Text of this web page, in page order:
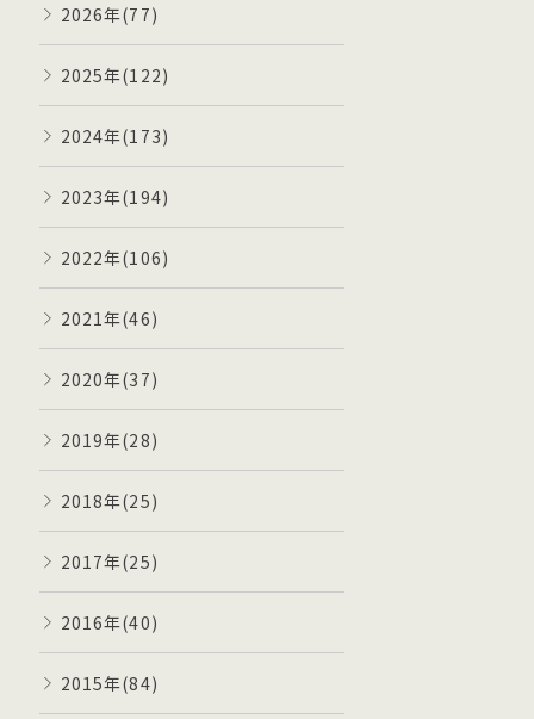
2026年(77)
2025年(122)
2024年(173)
2023年(194)
2022年(106)
2021年(46)
2020年(37)
2019年(28)
2018年(25)
2017年(25)
2016年(40)
2015年(84)